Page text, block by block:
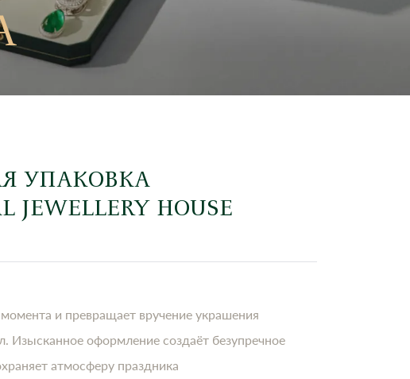
УПАКОВКА
JEWELLERY HOUSE
и превращает вручение украшения
Изысканное оформление создаёт безупречное
атмосферу праздника